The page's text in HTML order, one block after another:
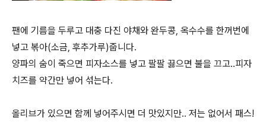
팬에 기름을 두루고 대충 다진 야채와 완두콩, 옥수수를 한꺼번에
넣고 볶아(소금, 후추가루)줍니다.
양파의 숨이 죽으면 피자소스를 넣고 팔팔 끓으면 불을 끄고..피자
치즈를 약간만 넣어 섞는다.
올리브가 있으면 함께 넣어주시면 더 맛있지만.. 저는 없어서 패스!